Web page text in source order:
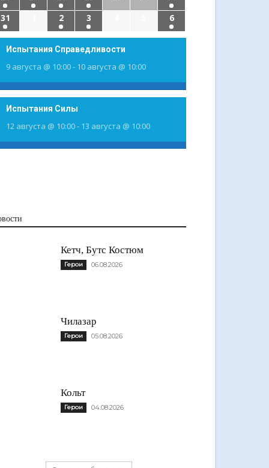
31
2 3 6
Испытания Справедливости
9 августа @ 10:00- 10 августа @ 10:00
Испытания Силы
12 августа @ 10:00- 13 августа @ 10:00
Кетч, Бутс Костюм
Герои 06.08.2026
Чилазар
Герои 05.08.2026
Кольт
Герои 04.08.2026